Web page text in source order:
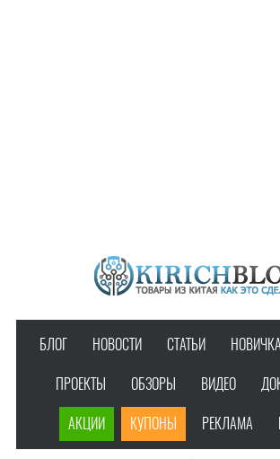
БЛОГ НОВОСТИ СТАТЬИ
ПРОЕКТЫ ОБЗОРЫ ВИДЕО
АКЦИИ КУПОНЫ РЕКЛАМА